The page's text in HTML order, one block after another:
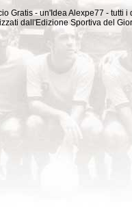
Gratis - un'Idea Alexpe77 -
dall'Edizione Sportiva del